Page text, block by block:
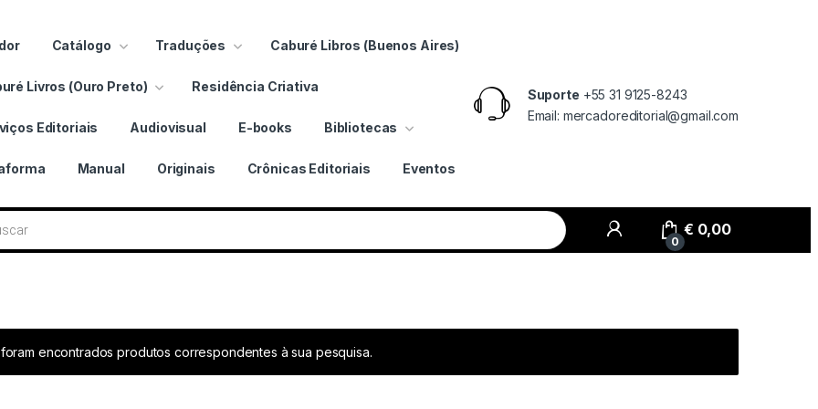
Catálogo Traduções Caburé Libros (Buenos Aires)
Livros (Ouro Preto) Residência Criativa
Editoriais Audiovisual E-books Bibliotecas
Manual Originais Crônicas Editoriais Eventos
Suporte +55 31 9125-8243
Email: mercadoreditorial@gmail.com
0
€ 0,00
encontrados produtos correspondentes à sua pesquisa.